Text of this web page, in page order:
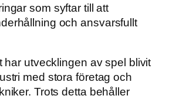
som syftar till att
och ansvarsfullt
har utvecklingen av spel blivit
med stora företag och
Trots detta behåller